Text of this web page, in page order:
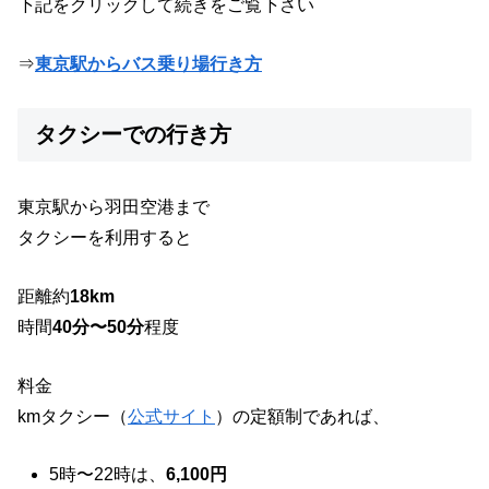
下記をクリックして続きをご覧下さい
⇒東京駅からバス乗り場行き方
タクシーでの行き方
東京駅から羽田空港まで
タクシーを利用すると
距離約18km
時間40分〜50分程度
料金
kmタクシー（公式サイト ）の定額制であれば、
5時〜22時は、6,100円